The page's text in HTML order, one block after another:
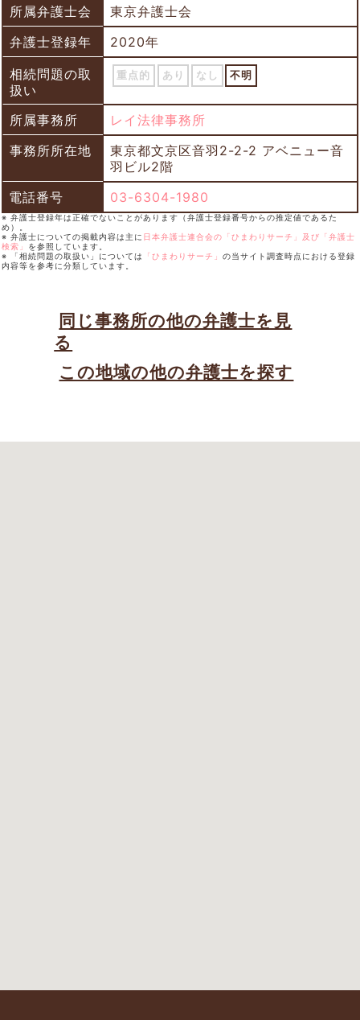
所属弁護士会
東京弁護士会
弁護士登録年
2020年
相続問題の取
扱い
重点的 あり なし 不明
所属事務所
レイ法律事務所
事務所所在地
東京都文京区音羽2-2-2 アベニュー音
羽ビル2階
電話番号
03-6304-1980
※ 弁護士登録年は正確でないことがあります（弁護士登録番号からの推定値であるた
め）。
※ 弁護士についての掲載内容は主に 日本弁護士連合会の「ひまわりサーチ」及び「弁護士
検索」 を参照しています。
※ 「相続問題の取扱い」については
「ひまわりサーチ」 の当サイト調査時点における登録
内容等を参考に分類しています。
同じ事務所の他の弁護士を見
る
この地域の他の弁護士を探す